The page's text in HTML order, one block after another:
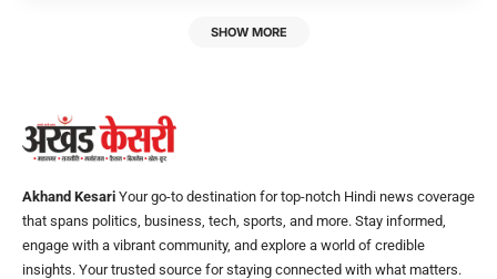
SHOW MORE
Akhand Kesari Your go-to destination for top-notch Hindi news coverage
that spans politics, business, tech, sports, and more. Stay informed,
engage with a vibrant community, and explore a world of credible
insights. Your trusted source for staying connected with what matters.